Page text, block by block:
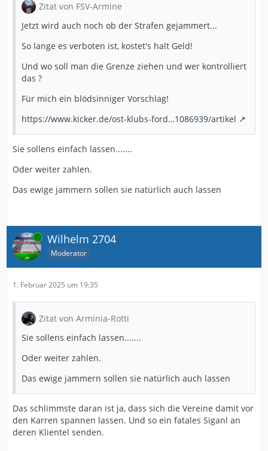
Zitat von FSV-Armine
Jetzt wird auch noch ob der Strafen gejammert...
So lange es verboten ist, kostet's halt Geld!
Und wo soll man die Grenze ziehen und wer kontrolliert
das ?
Für mich ein blödsinniger Vorschlag!
https://www.kicker.de/ost-klubs-ford…1086939/artikel
Sie sollens einfach lassen.......
Oder weiter zahlen.
Das ewige jammern sollen sie natürlich auch lassen
Online Wilhelm 2704
Moderator
1. Februar 2025 um 19:35
Zitat von Arminia-Rotti
Sie sollens einfach lassen.......
Oder weiter zahlen.
Das ewige jammern sollen sie natürlich auch lassen
Das schlimmste daran ist ja, dass sich die Vereine damit vor
den Karren spannen lassen. Und so ein fatales Siganl an
deren Klientel senden.